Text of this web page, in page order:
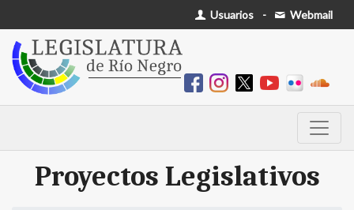
Usuarios - Webmail
Proyectos Legislativos